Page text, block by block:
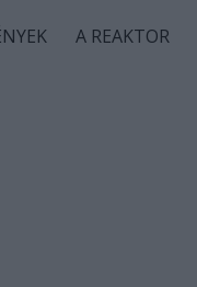
A REAKTOR